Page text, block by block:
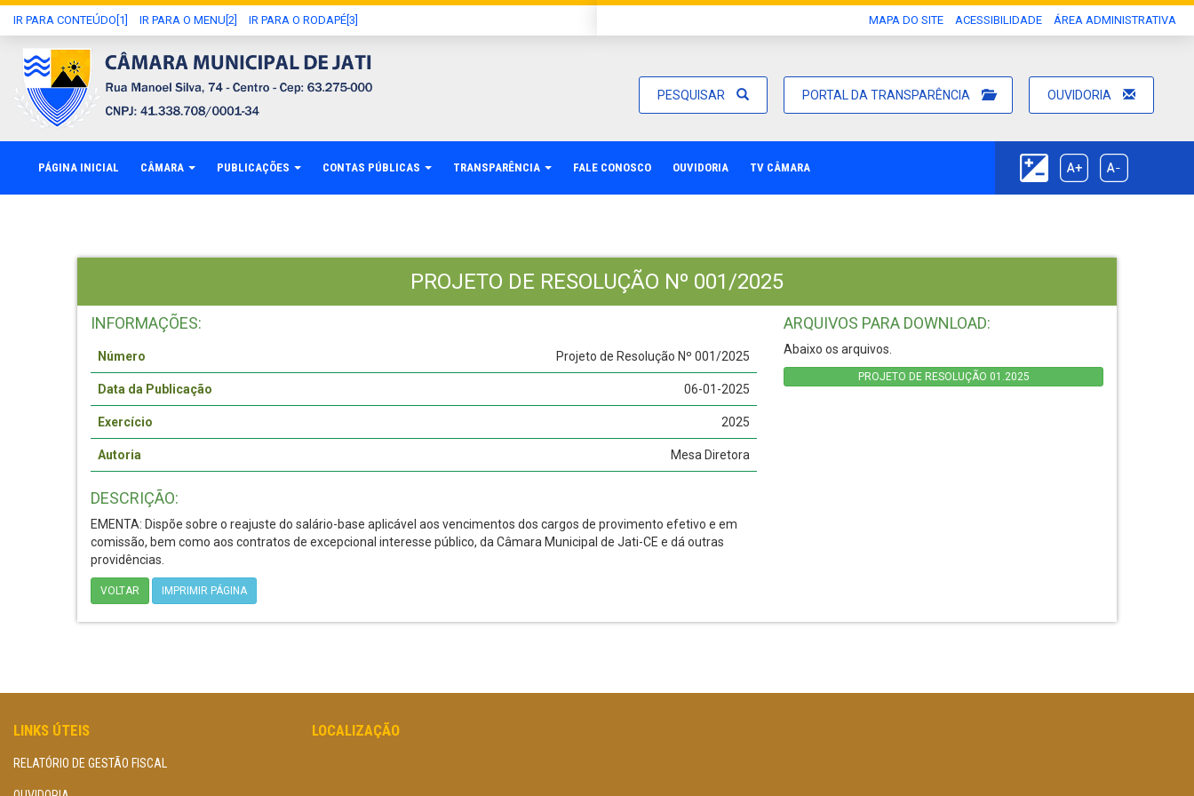
IR PARA CONTEÚDO[1] IR PARA O MENU[2] IR PARA O RODAPÉ[3] MAPA DO SITE ACESSIBILIDADE ÁREA ADMINISTRATIVA
PESQUISAR PORTAL DA TRANSPARÊNCIA OUVIDORIA
PÁGINA INICIAL CÂMARA PUBLICAÇÕES CONTAS PÚBLICAS TRANSPARÊNCIA FALE CONOSCO OUVIDORIA TV CÂMARA
PROJETO DE RESOLUÇÃO Nº 001/2025
INFORMAÇÕES:
Número Projeto de Resolução Nº 001/2025
Data da Publicação 06-01-2025
Exercício 2025
Autoria Mesa Diretora
DESCRIÇÃO:
EMENTA: Dispõe sobre o reajuste do salário-base aplicável aos vencimentos dos cargos de provimento efetivo e em
comissão, bem como aos contratos de excepcional interesse público, da Câmara Municipal de Jati-CE e dá outras
providências.
VOLTAR IMPRIMIR PÁGINA
ARQUIVOS PARA DOWNLOAD:
Abaixo os arquivos.
PROJETO DE RESOLUÇÃO 01.2025
LINKS ÚTEIS
RELATÓRIO DE GESTÃO FISCAL
LOCALIZAÇÃO